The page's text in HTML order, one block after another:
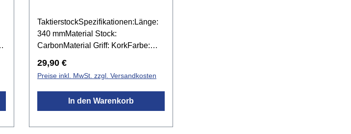
TaktierstockSpezifikationen:Länge:
340 mmMaterial Stock:
CarbonMaterial Griff: KorkFarbe:
15 gArtikel: 61523
Regulärer Preis:
29,90 €
Preise inkl. MwSt. zzgl. Versandkosten
In den Warenkorb